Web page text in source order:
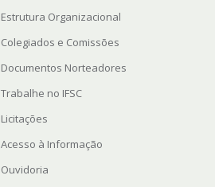
Estrutura Organizacional
Colegiados e Comissões
Documentos Norteadores
Trabalhe no IFSC
Licitações
Acesso à Informação
Ouvidoria